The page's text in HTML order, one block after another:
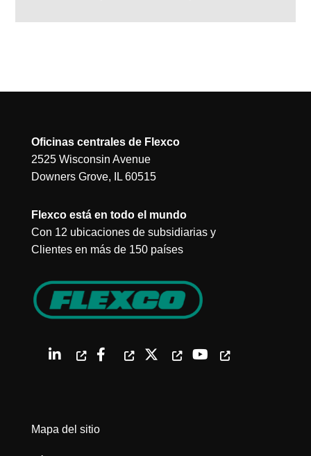
Oficinas centrales de Flexco
2525 Wisconsin Avenue
Downers Grove, IL 60515
Flexco está en todo el mundo
Con 12 ubicaciones de subsidiarias y
Clientes en más de 150 países
Mapa del sitio